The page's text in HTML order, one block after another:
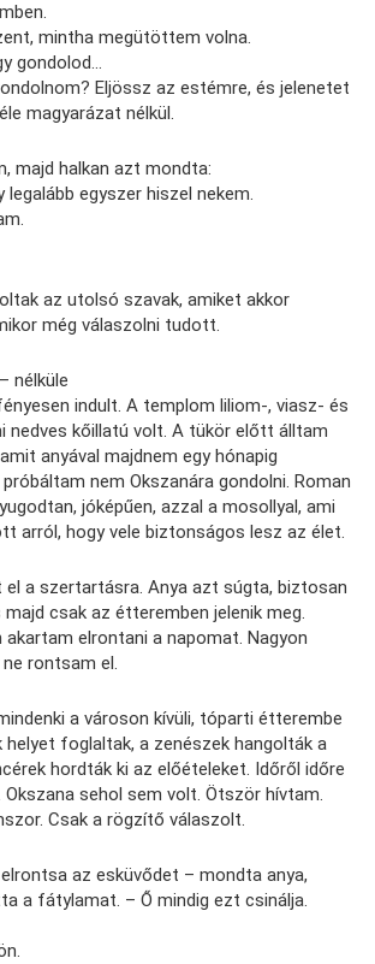
mintha megütöttem volna.
gondolod…
Eljössz az estémre, és jelenetet
magyarázat nélkül.
majd halkan azt mondta:
legalább egyszer hiszel nekem.
az utolsó szavak, amiket akkor
még válaszolni tudott.
nélküle
indult. A templom liliom-, viasz- és
nedves kőillatú volt. A tükör előtt álltam
anyával majdnem egy hónapig
nem Okszanára gondolni. Roman
jóképűen, azzal a mosollyal, ami
arról, hogy vele biztonságos lesz az élet.
el a szertartásra. Anya azt súgta, biztosan
csak az étteremben jelenik meg.
elrontani a napomat. Nagyon
rontsam el.
a városon kívüli, tóparti étterembe
helyet foglaltak, a zenészek hangolták a
hordták ki az előételeket. Időről időre
sehol sem volt. Ötször hívtam.
Csak a rögzítő válaszolt.
az esküvődet – mondta anya,
a fátylamat. – Ő mindig ezt csinálja.